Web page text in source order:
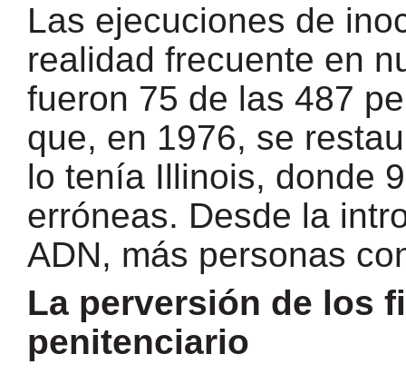
Las ejecuciones de
realidad frecuente en
fueron 75 de las 487
que, en 1976, se
lo tenía Illinois, donde
erróneas. Desde la
ADN, más personas
La perversión de los
penitenciario